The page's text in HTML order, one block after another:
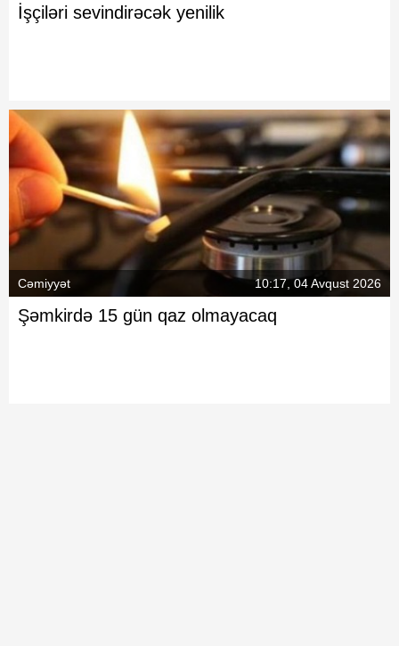
İşçiləri sevindirəcək yenilik
Cəmiyyət 10:17, 04 Avqust 2026
Şəmkirdə 15 gün qaz olmayacaq